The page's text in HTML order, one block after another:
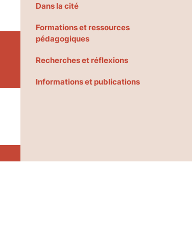
Dans la cité
Formations et ressources
pédagogiques
Recherches et réflexions
Informations et publications